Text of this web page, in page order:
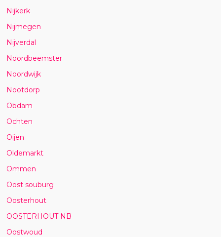
Nijkerk
Nijmegen
Nijverdal
Noordbeemster
Noordwijk
Nootdorp
Obdam
Ochten
Oijen
Oldemarkt
Ommen
Oost souburg
Oosterhout
OOSTERHOUT NB
Oostwoud